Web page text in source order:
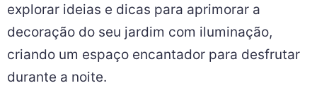
explorar ideias e dicas para aprimorar a
decoração do seu jardim com iluminação,
criando um espaço encantador para desfrutar
durante a noite.